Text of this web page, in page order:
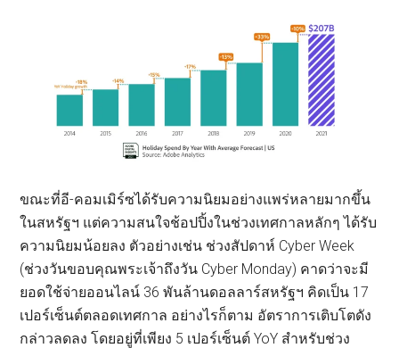
ขณะที่อี-คอมเมิร์ซได้รับความนิยมอย่างแพร่หลายมากขึ้น
ในสหรัฐฯ แต่ความสนใจช้อปปิ้งในช่วงเทศกาลหลักๆ ได้รับ
ความนิยมน้อยลง ตัวอย่างเช่น ช่วงสัปดาห์ Cyber Week
(ช่วงวันขอบคุณพระเจ้าถึงวัน Cyber Monday) คาดว่าจะมี
ยอดใช้จ่ายออนไลน์ 36 พันล้านดอลลาร์สหรัฐฯ คิดเป็น 17
เปอร์เซ็นต์ตลอดเทศกาล อย่างไรก็ตาม อัตราการเติบโตดัง
กล่าวลดลง โดยอยู่ที่เพียง 5 เปอร์เซ็นต์ YoY สำหรับช่วง